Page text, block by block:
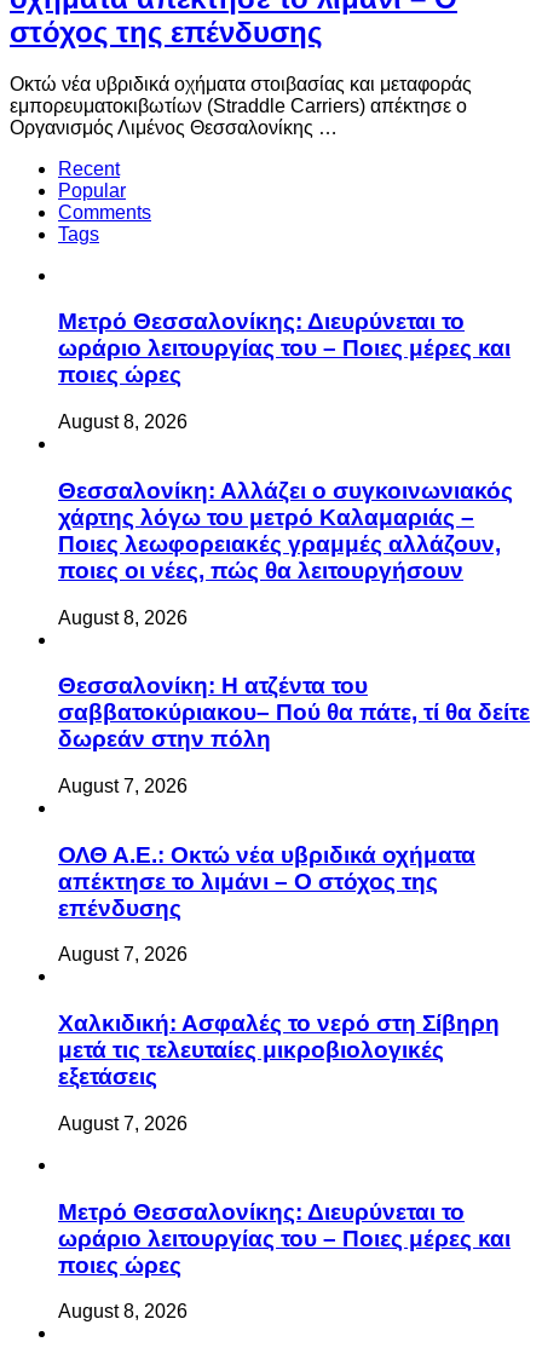
στόχος της επένδυσης
Οκτώ νέα υβριδικά οχήματα στοιβασίας και μεταφοράς
εμπορευματοκιβωτίων (Straddle Carriers) απέκτησε ο
Οργανισμός Λιμένος Θεσσαλονίκης …
Recent
Popular
Comments
Tags
Μετρό Θεσσαλονίκης: Διευρύνεται το
ωράριο λειτουργίας του – Ποιες μέρες και
ποιες ώρες
August 8, 2026
Θεσσαλονίκη: Αλλάζει ο συγκοινωνιακός
χάρτης λόγω του μετρό Καλαμαριάς –
Ποιες λεωφορειακές γραμμές αλλάζουν,
ποιες οι νέες, πώς θα λειτουργήσουν
August 8, 2026
Θεσσαλονίκη: Η ατζέντα του
σαββατοκύριακου– Πού θα πάτε, τί θα δείτε
δωρεάν στην πόλη
August 7, 2026
ΟΛΘ Α.Ε.: Οκτώ νέα υβριδικά οχήματα
απέκτησε το λιμάνι – Ο στόχος της
επένδυσης
August 7, 2026
Χαλκιδική: Ασφαλές το νερό στη Σίβηρη
μετά τις τελευταίες μικροβιολογικές
εξετάσεις
August 7, 2026
Μετρό Θεσσαλονίκης: Διευρύνεται το
ωράριο λειτουργίας του – Ποιες μέρες και
ποιες ώρες
August 8, 2026